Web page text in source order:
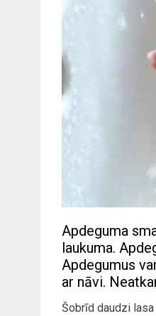
Apdeguma
laukuma.
Apdegumus
ar nāvi.
Šobrīd daudzi lasa